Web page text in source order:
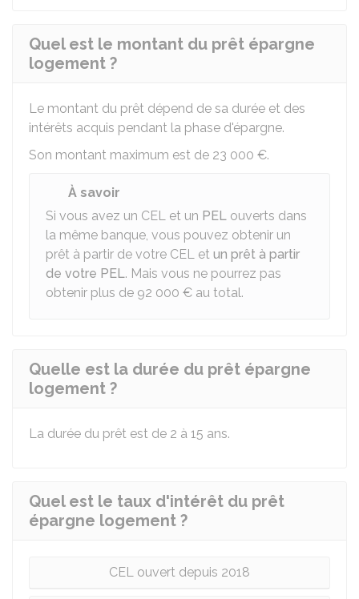
Quel est le montant du prêt épargne
logement ?
Le montant du prêt dépend de sa durée et des
intérêts acquis pendant la phase d'épargne.
Son montant maximum est de 23 000 €.
À savoir
Si vous avez un CEL et un PEL ouverts dans
la même banque, vous pouvez obtenir un
prêt à partir de votre CEL et un prêt à partir
de votre PEL. Mais vous ne pourrez pas
obtenir plus de 92 000 € au total.
Quelle est la durée du prêt épargne
logement ?
La durée du prêt est de 2 à 15 ans.
Quel est le taux d'intérêt du prêt
épargne logement ?
CEL ouvert depuis 2018